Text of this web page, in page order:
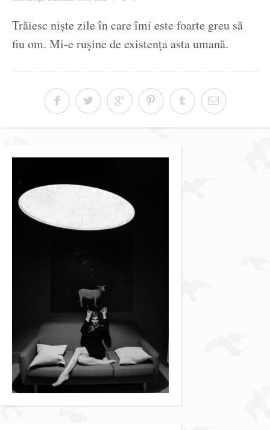
Trăiesc niște zile în care îmi este foarte greu să
fiu om. Mi-e rușine de existența asta umană.